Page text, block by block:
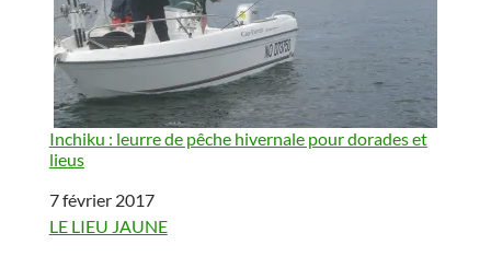
Inchiku : leurre de pêche hivernale pour dorades et
lieus
Date
7 février 2017
Par rapport à
LE LIEU JAUNE